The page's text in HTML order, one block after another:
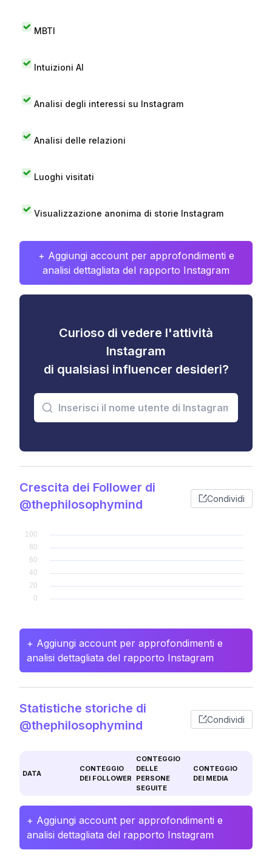
MBTI
Intuizioni AI
Analisi degli interessi su Instagram
Analisi delle relazioni
Luoghi visitati
Visualizzazione anonima di storie Instagram
+ Aggiungi account per approfondimenti e
analisi dettagliata del rapporto Instagram
Curioso di vedere l'attività
Instagram
di qualsiasi influencer desideri?
Crescita dei Follower di
@thephilosophymind
Condividi
+ Aggiungi account per approfondimenti e
analisi dettagliata del rapporto Instagram
Statistiche storiche di
@thephilosophymind
Condividi
DATA
CONTEGGIO
DEI FOLLOWER
CONTEGGIO
DELLE
PERSONE
SEGUITE
CONTEGGIO
DEI MEDIA
+ Aggiungi account per approfondimenti e
analisi dettagliata del rapporto Instagram